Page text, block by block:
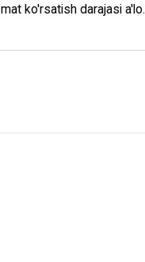
ko'rsatish darajasi a'lo.